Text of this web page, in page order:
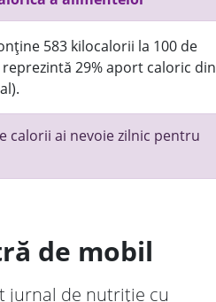
583 kilocalorii la 100 de
29% aport caloric din
calorii ai nevoie zilnic pentru
de mobil
jurnal de nutriție cu